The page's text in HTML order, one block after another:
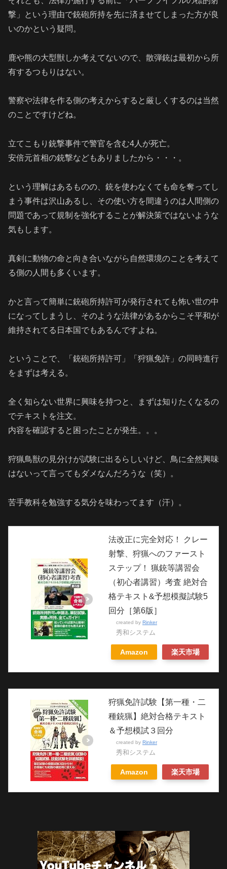
撃」という理由で銃砲所持を先に済ませてしまった方が良
いのかという疑問。
鹿や熊の大型獣しか考えてないので、散弾銃は最初から所
有するつもりはない。
警察や法律を作る側の考えからすると厳しくするのは当然
のことですけどね。
立てこもり銃撃事件で警官を含む4人が死亡。
安倍元首相の銃撃などもありましたから・・・。
という理解はあるものの、銃を使わなくても命を奪ってし
まう事件は沢山あるし、その使い方を間違うのは人間側の
問題であって規制を強化することが解決策ではないような
気もします。
真剣に動物の命と向き合いながら自然環境のことを考えて
る側の人間も多くいます。
かと言って簡単に銃砲所持許可が発行されても怖い世の中
になってしまうし、そのような法律があるからこそ平和が
維持されてる日本国でもあるんですよね。
ということで、「銃砲所持許可」「狩猟免許」の同時進行
をまずは考える。
全く知らない世界に興味を持つと、まずは知りたくなるの
でテキストを注文。
内容を確認すると困ったことが発生。。。
狩猟鳥獣の見分けが試験に出るらしいけど、鳥に全然興味
はないって言ってもダメなんだろうな（笑）。
苦手教科を勉強する気分を味わってます（汗）。
法改正に完全対応！ クレー
射撃、狩猟へのファースト
ステップ！ 猟銃等講習会
（初心者講習）考査 絶対合
格テキスト&予想模擬試験5
回分［第6版］
created by Rinker
秀和システム
Amazon 楽天市場
狩猟免許試験【第一種・二
種銃猟】絶対合格テキスト
＆予想模試３回分
created by Rinker
秀和システム
Amazon 楽天市場